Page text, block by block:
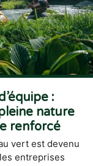
:
nature
renforcé
vert est devenu
entreprises